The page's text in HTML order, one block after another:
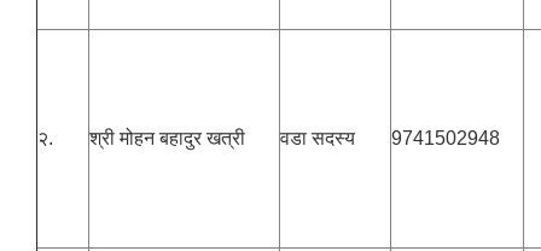
२. श्री मोहन बहादुर खत्री वडा सदस्य 9741502948